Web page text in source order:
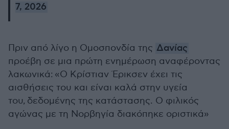
7, 2026
Πριν από λίγο η Ομοσπονδία της Δανίας
προέβη σε μια πρώτη ενημέρωση αναφέροντας
λακωνικά: «Ο Κρίστιαν Έρικσεν έχει τις
αισθήσεις του και είναι καλά στην υγεία
του, δεδομένης της κατάστασης. Ο φιλικός
αγώνας με τη Νορβηγία διακόπηκε οριστικά»